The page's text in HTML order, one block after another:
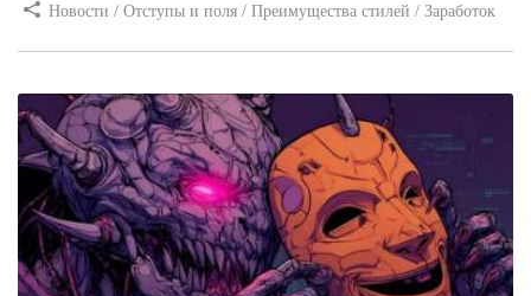
Новости / Отступы и поля / Преимущества стилей / Заработок